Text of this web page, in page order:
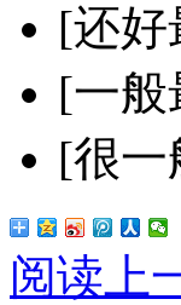
[还好
[一般
[很一
阅读上